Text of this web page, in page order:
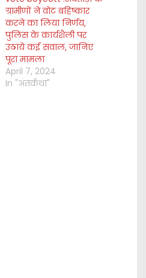
ग्रामीणों ने वोट बहिष्कार
करने का लिया निर्णय,
पुलिस के कार्यशैली पर
उठाये कई सवाल, जानिए
पूरा मामला
April 7, 2024
In "अंतर्कथा"